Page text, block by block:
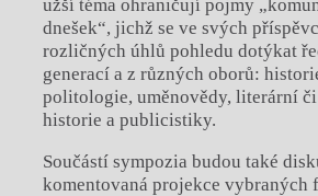
užší téma ohraničují pojmy
dnešek“, jichž se ve svých
rozličných úhlů pohledu dotýkat
generací a z různých oborů:
politologie, uměnovědy, literární
historie a publicistiky.
Součástí sympozia budou také
komentovaná projekce vybraných